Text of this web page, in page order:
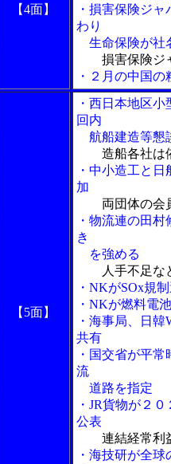
【4面】
・損害保険ジ
わり
生命保険が社
損害保険ジ
・２月の中国
【5面】
・西日本地区
回内
航船建造等懇
造船各社は
・中小造工と
加
両団体の会
・物流連の田
き
を強める
人手不足な
・NKがSOx規
・NKが燃料電
・海事局、日
共有
・国交省が平
流
道路を指定
・JR貨物が２
公表
連結経常利
・海技研が全